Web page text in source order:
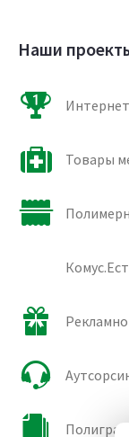
Наши
Товары